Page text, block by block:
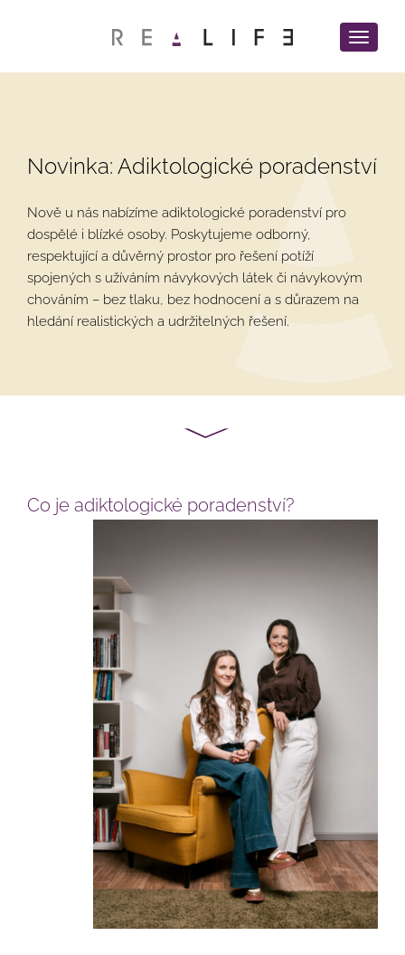
Menu
Novinka: Adiktologické poradenství
Nově u nás nabízíme adiktologické poradenství pro
dospělé i blízké osoby. Poskytujeme odborný,
respektující a důvěrný prostor pro řešení potíží
spojených s užíváním návykových látek či návykovým
chováním – bez tlaku, bez hodnocení a s důrazem na
hledání realistických a udržitelných řešení.
Co je adiktologické poradenství?